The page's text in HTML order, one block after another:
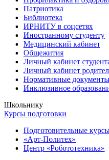
Патриотика
Библиотека
ИРНИТУ в соцсетях
Иностранному студенту
Медицинский кабинет
Общежития
Личный кабинет
Личный кабинет
Нормативные документы
Инклюзивное
Школьнику
Курсы подготовки
Подготовительные
«Арт-Политех»
Центр «Робототехника»